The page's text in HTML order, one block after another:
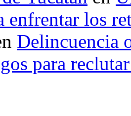
enfrentar los
Delincuencia
para